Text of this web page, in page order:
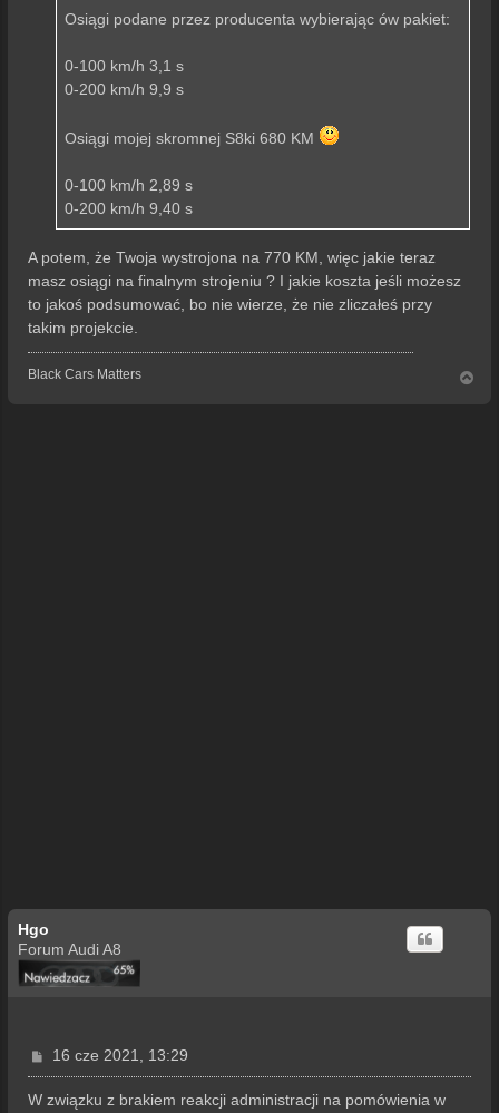
Osiągi podane przez producenta wybierając ów pakiet:
0-100 km/h 3,1 s
0-200 km/h 9,9 s
Osiągi mojej skromnej S8ki 680 KM
0-100 km/h 2,89 s
0-200 km/h 9,40 s
A potem, że Twoja wystrojona na 770 KM, więc jakie teraz
masz osiągi na finalnym strojeniu ? I jakie koszta jeśli możesz
to jakoś podsumować, bo nie wierze, że nie zliczałeś przy
takim projekcie.
Black Cars Matters
Hgo
Forum Audi A8
P
o
s
16 cze 2021, 13:29
W związku z brakiem reakcji administracji na pomówienia w